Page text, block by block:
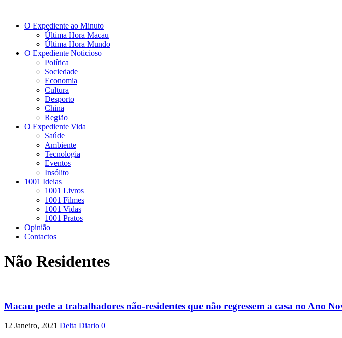
O Expediente ao Minuto
Última Hora Macau
Última Hora Mundo
O Expediente Noticioso
Política
Sociedade
Economia
Cultura
Desporto
China
Região
O Expediente Vida
Saúde
Ambiente
Tecnologia
Eventos
Insólito
1001 Ideias
1001 Livros
1001 Filmes
1001 Vidas
1001 Pratos
Opinião
Contactos
Não Residentes
Macau pede a trabalhadores não-residentes que não regressem a casa no Ano
12 Janeiro, 2021 Delta Diario 0